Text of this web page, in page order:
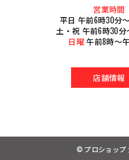
営業時間
平日 午前6時30分
土・祝 午前6時30分
日曜 午前8時～
店舗情報
© プロショップ